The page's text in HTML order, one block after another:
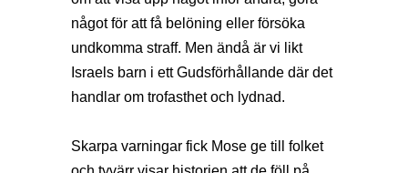
något för att få belöning eller försöka
undkomma straff. Men ändå är vi likt
Israels barn i ett Gudsförhållande där det
handlar om trofasthet och lydnad.
Skarpa varningar fick Mose ge till folket